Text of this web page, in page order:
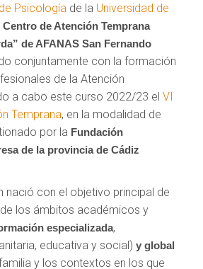
Psicología de la Universidad de
Centro de Atención Temprana
de AFANAS San Fernando
conjuntamente con la formación
de la Atención
a cabo este curso 2022/23 elVI
Temprana, en la modalidad de
por la Fundación
de la provincia de Cádiz
nació con el objetivo principal de
los ámbitos académicos y
especializada,
educativa y social)y global
y los contextos en los que